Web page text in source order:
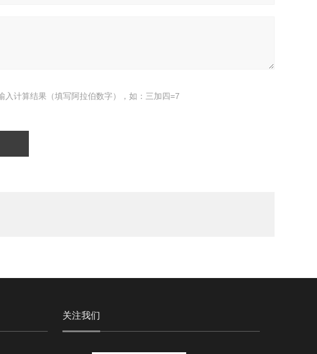
入计算结果（填写阿拉伯数字），如：三加四=7
关注我们